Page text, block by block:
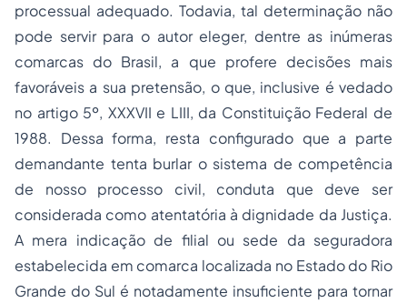
processual adequado. Todavia, tal determinação não
pode servir para o autor eleger, dentre as inúmeras
comarcas do Brasil, a que profere decisões mais
favoráveis a sua pretensão, o que, inclusive é vedado
no artigo 5º, XXXVII e LIII, da Constituição Federal de
1988. Dessa forma, resta configurado que a parte
demandante tenta burlar o sistema de competência
de nosso processo civil, conduta que deve ser
considerada como atentatória à dignidade da Justiça.
A mera indicação de filial ou sede da seguradora
estabelecida em comarca localizada no Estado do Rio
Grande do Sul é notadamente insuficiente para tornar